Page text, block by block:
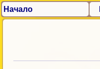
Начало